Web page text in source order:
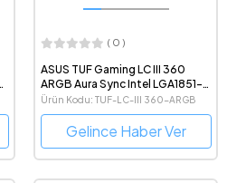
( 0 )
ASUS TUF Gaming LC III 360
ARGB Aura Sync Intel LGA1851-
1700 ve AMD AM5 Destekli
360mm İşlemci Sıvı Soğutucu
Ürün Kodu: TUF-LC-III 360-ARGB
Gelince Haber Ver